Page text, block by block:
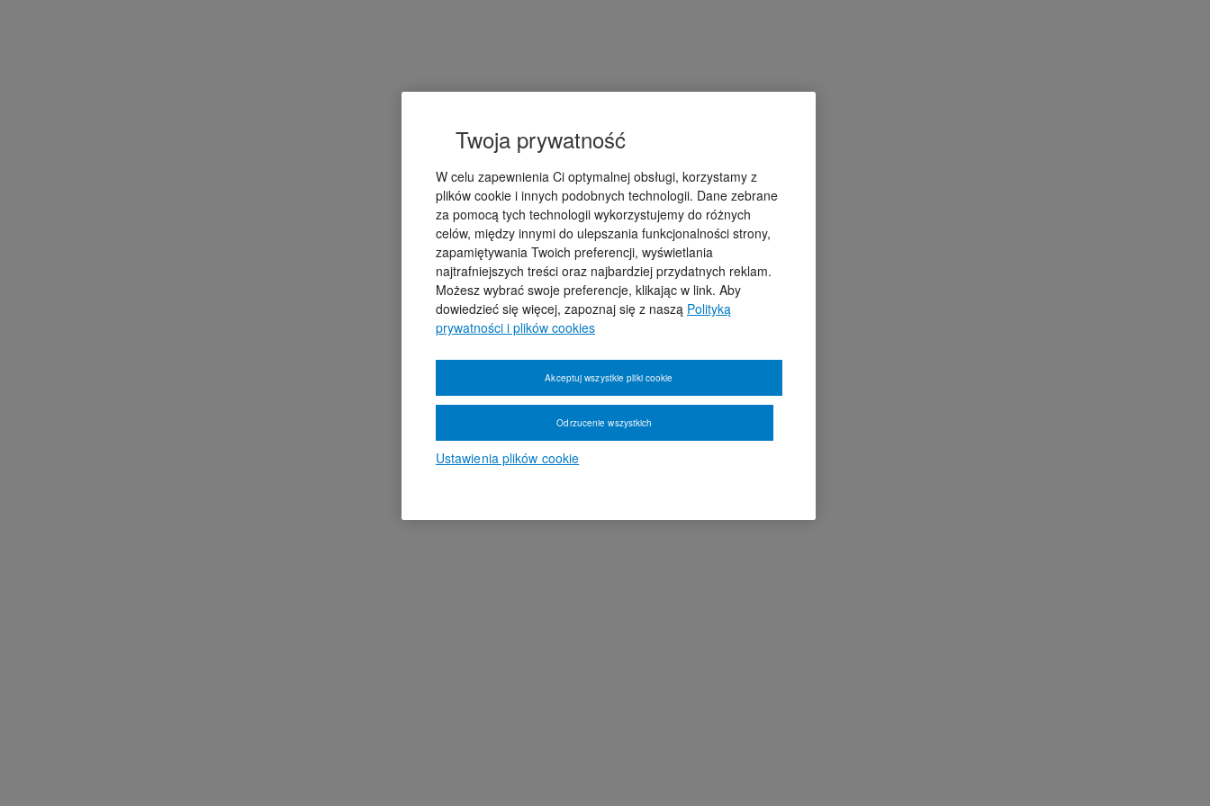
Twoja prywatność
W celu zapewnienia Ci optymalnej obsługi, korzystamy z
plików cookie i innych podobnych technologii. Dane zebrane
za pomocą tych technologii wykorzystujemy do różnych
celów, między innymi do ulepszania funkcjonalności strony,
zapamiętywania Twoich preferencji, wyświetlania
najtrafniejszych treści oraz najbardziej przydatnych reklam.
Możesz wybrać swoje preferencje, klikając w link. Aby
dowiedzieć się więcej, zapoznaj się z naszą Polityką
prywatności i plików cookies
Ustawienia plików cookie
Odrzucenie wszystkich
Akceptuj wszystkie pliki cookie